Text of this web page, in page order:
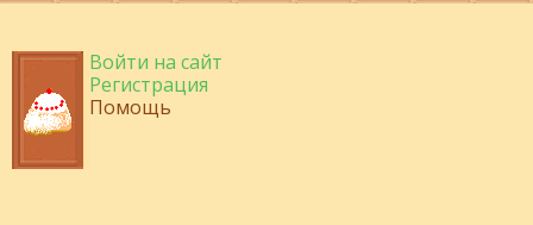
Войти на сайт
Регистрация
Помощь